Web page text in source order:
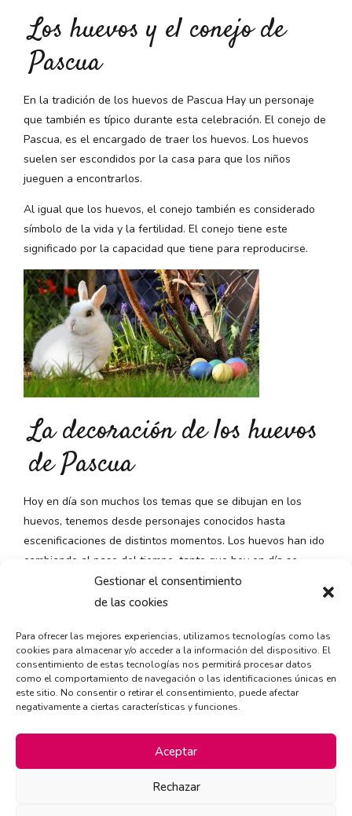
Gestionar el consentimiento
de las cookies
Para ofrecer las mejores experiencias, utilizamos tecnologías como las
cookies para almacenar y/o acceder a la información del dispositivo. El
consentimiento de estas tecnologías nos permitirá procesar datos
como el comportamiento de navegación o las identificaciones únicas en
este sitio. No consentir o retirar el consentimiento, puede afectar
negativamente a ciertas características y funciones.
Aceptar
Rechazar
Los huevos y el conejo de
Pascua
En la tradición de los huevos de Pascua Hay un personaje
que también es típico durante esta celebración. El conejo de
Pascua, es el encargado de traer los huevos. Los huevos
suelen ser escondidos por la casa para que los niños
jueguen a encontrarlos.
Al igual que los huevos, el conejo también es considerado
símbolo de la vida y la fertilidad. El conejo tiene este
significado por la capacidad que tiene para reproducirse.
La decoración de los huevos
de Pascua
Hoy en día son muchos los temas que se dibujan en los
huevos, tenemos desde personajes conocidos hasta
escenificaciones de distintos momentos. Los huevos han ido
cambiando al paso del tiempo, tanto que hoy en día se
hacen de chocolate y van rellenos de dulces.